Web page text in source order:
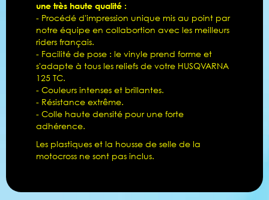
une très haute qualité :
- Procédé d'impression unique mis au point par
notre équipe en collabortion avec les meilleurs
riders français.
- Facilité de pose : le vinyle prend forme et
s'adapte à tous les reliefs de votre HUSQVARNA
125 TC.
- Couleurs intenses et brillantes.
- Résistance extrême.
- Colle haute densité pour une forte
adhérence.
Les plastiques et la housse de selle de la
motocross ne sont pas inclus.